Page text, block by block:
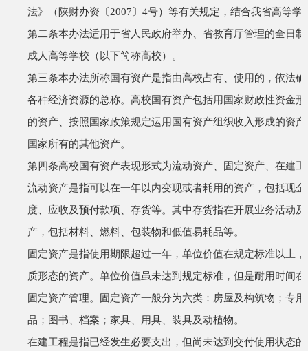
法》（陕财办资〔 2007 〕 4号）等有关规定，结合我省高等学
第二条本办法适用于省人民政府举办、省教育厅管理的全日
成人高等学校（以下简称高校）。
第三条本办法所称国有资产是指由高校占有、使用的，依法
各种经济资源的总称。高校国有资产包括用国家财政性资金
的资产、按照国家政策规定运用国有资产组织收入形成的资
国家所有的其他资产。
第四条高校国有资产表现形式为流动资产、固定资产、在建
流动资产是指可以在一年以内变现或者耗用的资产，包括现
度、应收及预付款项、存货等。其中存货指在开展业务活动
产，包括材料、燃料、包装物和低值易耗品等。
固定资产是指使用期限超过一年，单位价值在规定标准以上
质形态的资产。单位价值虽未达到规定标准，但是耐用时间
固定资产管理。固定资产一般分为六类：房屋及构筑物；专
品；图书、档案；家具、用具、装具及动植物。
在建工程是指已经发生必要支出，但尚未达到交付使用状态